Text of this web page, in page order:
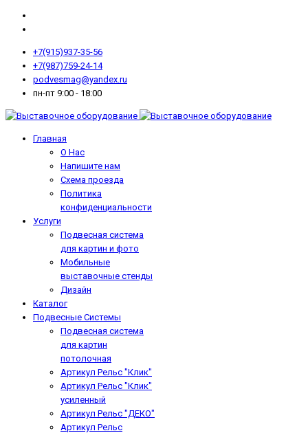
+7(915)937-35-56
+7(987)759-24-14
podvesmag@yandex.ru
пн-пт 9:00 - 18:00
Главная
О Нас
Напишите нам
Схема проезда
Политика
конфиденциальности
Услуги
Подвесная система
для картин и фото
Мобильные
выставочные стенды
Дизайн
Каталог
Подвесные Системы
Подвесная система
для картин
потолочная
Артикул Рельс "Клик"
Артикул Рельс "Клик"
усиленный
Артикул Рельс "ДЕКО"
Артикул Рельс